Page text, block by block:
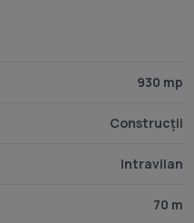
locuințe permanente.
la limita proprietății: apă,
canalizare.
de Informare, terenul
930 mp
Construcții
Intravilan
70 m